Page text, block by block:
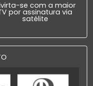
se com a maior
por assinatura via
satélite